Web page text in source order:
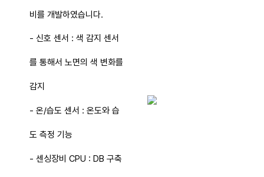
비를 개발하였습니다.
- 신호 센서 : 색 감지 센서
를 통해서 노면의 색 변화를
감지
- 온/습도 센서 : 온도와 습
도 측정 기능
- 센싱장비 CPU : DB 구축